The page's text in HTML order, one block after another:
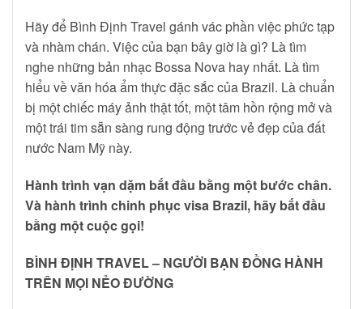
Hãy để Bình Định Travel gánh vác phần việc phức tạp
và nhàm chán. Việc của bạn bây giờ là gì? Là tìm
nghe những bản nhạc Bossa Nova hay nhất. Là tìm
hiểu về văn hóa ẩm thực đặc sắc của Brazil. Là chuẩn
bị một chiếc máy ảnh thật tốt, một tâm hồn rộng mở và
một trái tim sẵn sàng rung động trước vẻ đẹp của đất
nước Nam Mỹ này.
Hành trình vạn dặm bắt đầu bằng một bước chân.
Và hành trình chinh phục visa Brazil, hãy bắt đầu
bằng một cuộc gọi!
BÌNH ĐỊNH TRAVEL – NGƯỜI BẠN ĐỒNG HÀNH
TRÊN MỌI NẺO ĐƯỜNG